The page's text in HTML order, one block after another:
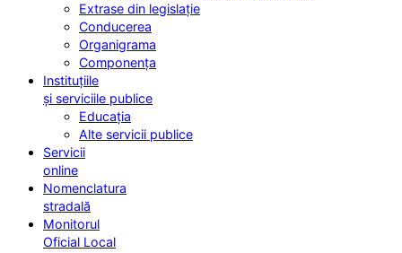
Extrase din legislație
Conducerea
Organigrama
Componența
Instituțiile
și serviciile publice
Educația
Alte servicii publice
Servicii
online
Nomenclatura
stradală
Monitorul
Oficial Local